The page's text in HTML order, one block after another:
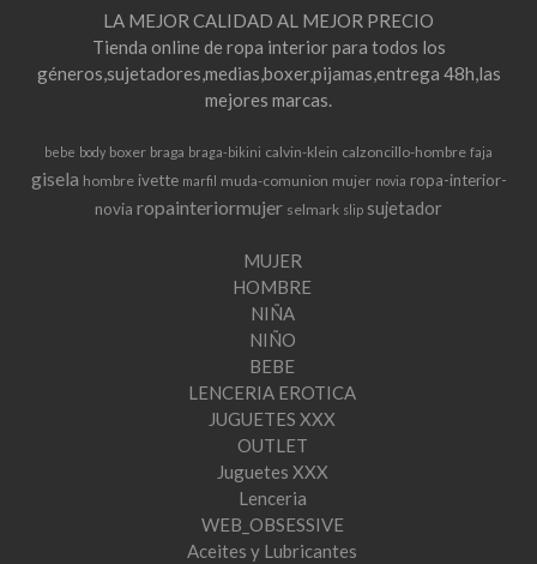
LA MEJOR CALIDAD AL MEJOR PRECIO
Tienda online de ropa interior para todos los
géneros,sujetadores,medias,boxer,pijamas,entrega 48h,las
mejores marcas.
bebe body boxer braga braga-bikini calvin-klein calzoncillo-hombre faja
gisela hombre ivette marfil muda-comunion mujer novia ropa-interior-
novia ropainteriormujer selmark slip sujetador
MUJER
HOMBRE
NIÑA
NIÑO
BEBE
LENCERIA EROTICA
JUGUETES XXX
OUTLET
Juguetes XXX
Lenceria
WEB_OBSESSIVE
Aceites y Lubricantes